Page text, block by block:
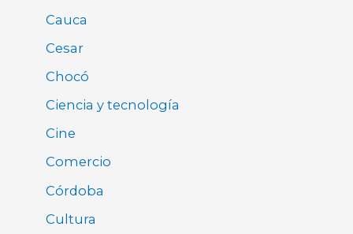
Cauca
Cesar
Chocó
Ciencia y tecnología
Cine
Comercio
Córdoba
Cultura